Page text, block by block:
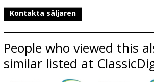
Kontakta säljaren
People who viewed this
similar listed at